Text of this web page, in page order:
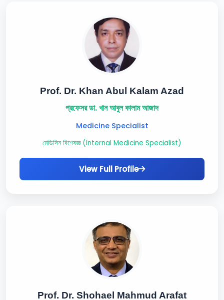
Prof. Dr. Khan Abul Kalam Azad
প্রফেসর ডা. খান আবুল কালাম আজাদ
Medicine Specialist
মেডিসিন বিশেষজ্ঞ (Internal Medicine Specialist)
View Full Profile
Prof. Dr. Shohael Mahmud Arafat